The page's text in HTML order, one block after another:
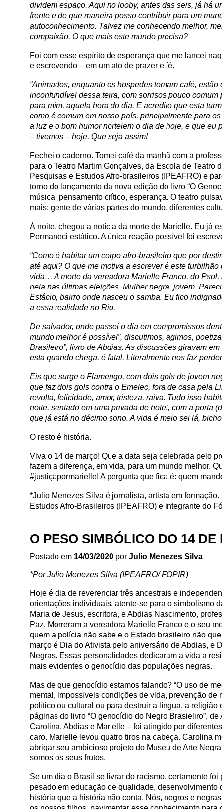
dividem espaço. Aqui no looby, antes das seis, já há
frente e de que maneira posso contribuir para um
autoconhecimento. Talvez me conhecendo melhor,
compaixão. O que mais este mundo precisa?
Foi com esse espírito de esperança que me lancei
e escrevendo – em um ato de prazer e fé.
“Animados, enquanto os hospedes tomam café,
inconfundível dessa terra, com sorrisos pouco
para mim, aquela hora do dia. E acredito que esta
como é comum em nosso país, principalmente para
a luz e o bom humor norteiem o dia de hoje, e que eu
– tivemos – hoje. Que seja assim!
Fechei o caderno. Tomei café da manhã com a
para o Teatro Martim Gonçalves, da Escola de
Pesquisas e Estudos Afro-brasileiros (IPEAFRO) e
torno do lançamento da nova edição do livro “O
música, pensamento crítico, esperança. O teatro
mais: gente de várias partes do mundo, diferentes
À noite, chegou a notícia da morte de Marielle. Eu já
Permaneci estático. A única reação possível foi
“Como é habitar um corpo afro-brasileiro que por
até aqui? O que me motiva a escrever é este
vida… A morte da vereadora Marielle Franco, do
nela nas últimas eleições. Mulher negra, jovem.
Estácio, bairro onde nasceu o samba. Eu fico
a essa realidade no Rio.
De salvador, onde passei o dia em compromissos
mundo melhor é possível”, discutimos, agimos,
Brasileiro”, livro de Abdias. As discussões giravam
esta quando chega, é fatal. Literalmente nos faz
Eis que surge o Flamengo, com dois gols de jovem
que faz dois gols contra o Emelec, fora de casa pela
revolta, felicidade, amor, tristeza, raiva. Tudo isso
noite, sentado em uma privada de hotel, com a porta
que já está no décimo sono. A vida é meio sei lá,
O resto é história.
Viva o 14 de março! Que a data seja celebrada pelo
fazem a diferença, em vida, para um mundo melhor.
#justiçapormarielle! A pergunta que fica é: quem
*Julio Menezes Silva é jornalista, artista em
Estudos Afro-Brasileiros (IPEAFRO) e integrante do
O PESO SIMBÓLICO DO 14 DE
Postado em 14/03/2020 por Julio Menezes Silva
*Por Julio Menezes Silva (IPEAFRO/ FOPIR)
Hoje é dia de reverenciar três ancestrais e
orientações individuais, atente-se para o simbolismo
Maria de Jesus, escritora, e Abdias Nascimento,
Paz. Morreram a vereadora Marielle Franco e o seu
quem a polícia não sabe e o Estado brasileiro não
março é Dia do Ativista pelo aniversário de Abdias, e
Negras. Essas personalidades dedicaram a vida a
mais evidentes o genocídio das populações negras.
Mas de que genocídio estamos falando? “O uso de
mental, impossíveis condições de vida, prevenção
político ou cultural ou para destruir a língua, a religião
páginas do livro “O genocídio do Negro Brasieliro”,
Carolina, Abdias e Marielle – foi atingido por
caro. Marielle levou quatro tiros na cabeça. Carolina
abrigar seu ambicioso projeto do Museu de Arte
somos os seus frutos.
Se um dia o Brasil se livrar do racismo, certamente
pesado em educação de qualidade,
história que a história não conta. Nós, negros e